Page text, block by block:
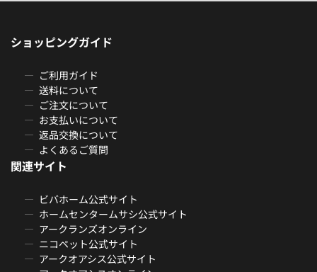
ショッピングガイド
ご利用ガイド
送料について
ご注文について
お支払いについて
返品交換について
よくあるご質問
関連サイト
ビバホーム公式サイト
ホームセンタームサシ公式サイト
アークランズオンライン
ニコペット公式サイト
アークオアシス公式サイト